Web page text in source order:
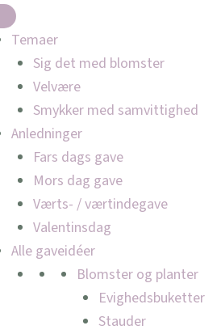
Temaer
Sig det med blomster
Velvære
Smykker med samvittighed
Anledninger
Fars dags gave
Mors dag gave
Værts- / værtindegave
Valentinsdag
Alle gaveidéer
Blomster og planter
Evighedsbuketter
Stauder